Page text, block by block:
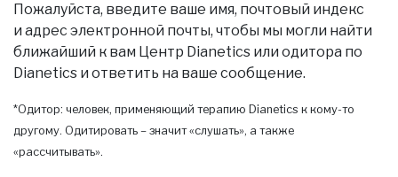
Пожалуйста, введите ваше имя, почтовый индекс
и адрес электронной почты, чтобы мы могли найти
ближайший к вам Центр Dianetics или одитора по
Dianetics и ответить на ваше сообщение.
*Одитор: человек, применяющий терапию Dianetics к кому-то
другому. Одитировать – значит «слушать», а также
«рассчитывать».